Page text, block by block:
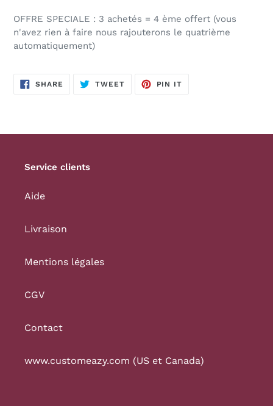
OFFRE SPECIALE : 3 achetés = 4 ème offert (vous
n'avez rien à faire nous rajouterons le quatrième
automatiquement)
SHARE SHARE
ON
TWEETTWEET
PIN IT
Service clients
Aide
Livraison
Mentions légales
CGV
Contact
www.customeazy.com (US et Canada)